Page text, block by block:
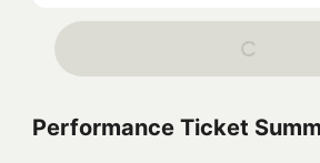
Performance Ticket